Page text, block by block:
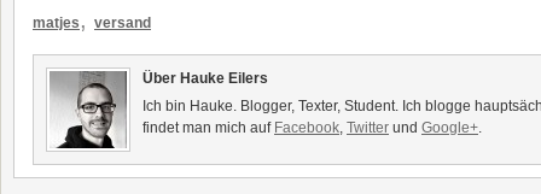
matjes , versand
Über Hauke Eilers
Ich bin Hauke. Blogger, Texter, Student. Ich blogge
findet man mich auf Facebook, Twitter und Google+.